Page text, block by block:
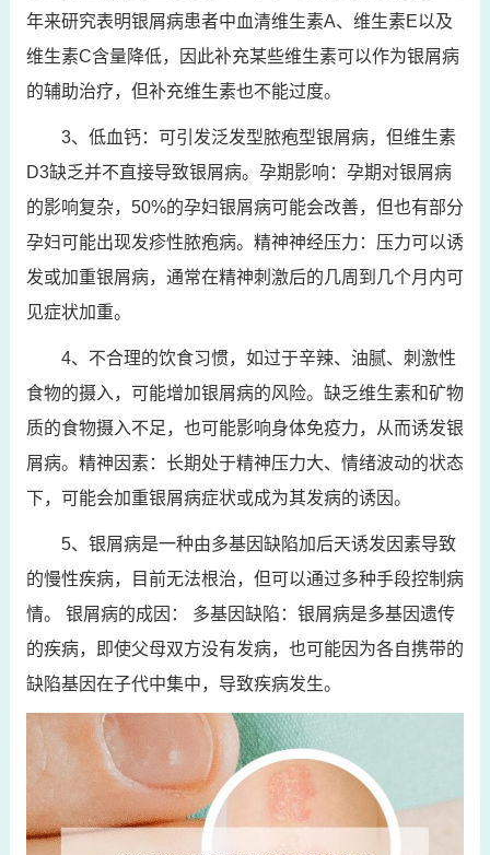
年来研究表明银屑病患者中血清维生素A、维生素E以及
维生素C含量降低，因此补充某些维生素可以作为银屑病
的辅助治疗，但补充维生素也不能过度。
3、低血钙：可引发泛发型脓疱型银屑病，但维生素
D3缺乏并不直接导致银屑病。孕期影响：孕期对银屑病
的影响复杂，50%的孕妇银屑病可能会改善，但也有部分
孕妇可能出现发疹性脓疱病。精神神经压力：压力可以诱
发或加重银屑病，通常在精神刺激后的几周到几个月内可
见症状加重。
4、不合理的饮食习惯，如过于辛辣、油腻、刺激性
食物的摄入，可能增加银屑病的风险。缺乏维生素和矿物
质的食物摄入不足，也可能影响身体免疫力，从而诱发银
屑病。精神因素：长期处于精神压力大、情绪波动的状态
下，可能会加重银屑病症状或成为其发病的诱因。
5、银屑病是一种由多基因缺陷加后天诱发因素导致
的慢性疾病，目前无法根治，但可以通过多种手段控制病
情。 银屑病的成因： 多基因缺陷：银屑病是多基因遗传
的疾病，即使父母双方没有发病，也可能因为各自携带的
缺陷基因在子代中集中，导致疾病发生。